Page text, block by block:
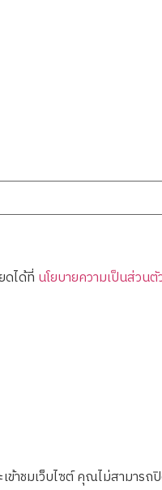
ดได้ที่ นโยบายความเป็นส่วนตั
าชมเว็บไซต์ คุณไม่สามารถ